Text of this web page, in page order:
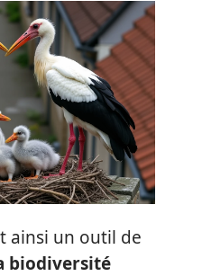
ainsi un outil de
biodiversité